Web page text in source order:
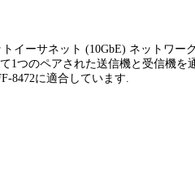
イーサネット (10GbE) ネットワー
つのペアされた送信機と受信機を
8472に適合しています.